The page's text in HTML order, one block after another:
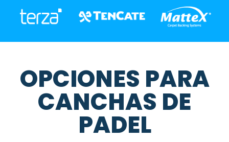
OPCIONES PARA
CANCHAS DE
PADEL